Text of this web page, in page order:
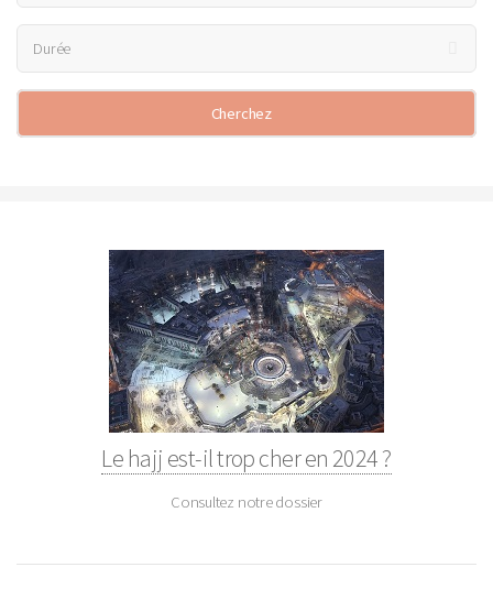
Le hajj est-il trop cher en 2024 ?
Consultez notre dossier